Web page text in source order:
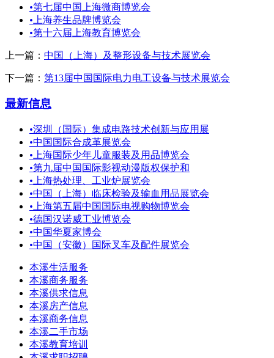
•第七届中国上海微商博览会
• 上海养生品牌博览会
•第十六届上海教育博览会
上一篇： 中国（上海）及整形设备与技术展览会
下一篇： 第13届中国国际电力电工设备与技术展览会
最新信息
•深圳（国际）集成电路技术创新与应用展
•中国国际合成革展览会
• 上海国际少年儿童服装及用品博览会
•第九届中国国际影视动漫版权保护和
• 上海热处理、工业炉展览会
•中国（上海）临床检验及输血用品展览会
• 上海第五届中国国际电视购物博览会
•德国汉诺威工业博览会
•中国华夏家博会
•中国（安徽）国际叉车及配件展览会
本溪生活服务
本溪商务服务
本溪供求信息
本溪房产信息
本溪商务信息
本溪二手市场
本溪教育培训